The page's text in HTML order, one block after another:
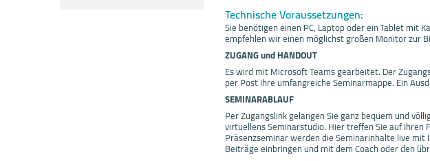
Technische Voraussetzungen:
Sie benötigen einen PC, Laptop oder ein Tablet mit
empfehlen wir einen möglichst großen Monitor zur
ZUGANG und HANDOUT
Es wird mit Microsoft Teams gearbeitet. Der
per Post Ihre umfangreiche Seminarmappe. Ein
SEMINARABLAUF
Per Zugangslink gelangen Sie ganz bequem und
virtuellens Seminarstudio. Hier treffen Sie auf Ihren
Präsenzseminar werden die Seminarinhalte live mit
Beiträge einbringen und mit dem Coach oder den